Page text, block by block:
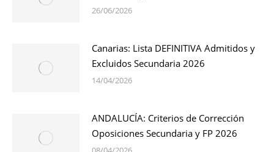
26/06/2026
Canarias: Lista DEFINITIVA Admitidos y
Excluidos Secundaria 2026
14/04/2026
ANDALUCÍA: Criterios de Corrección
Oposiciones Secundaria y FP 2026